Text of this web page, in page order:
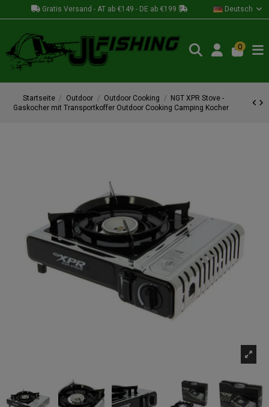
Gratis Versand - AT ab €149 - DE ab €199 Deutsch
0
Startseite Outdoor Outdoor Cooking
NGT XPR Stove -
Gaskocher mit Transportkoffer Outdoor Cooking Camping Kocher